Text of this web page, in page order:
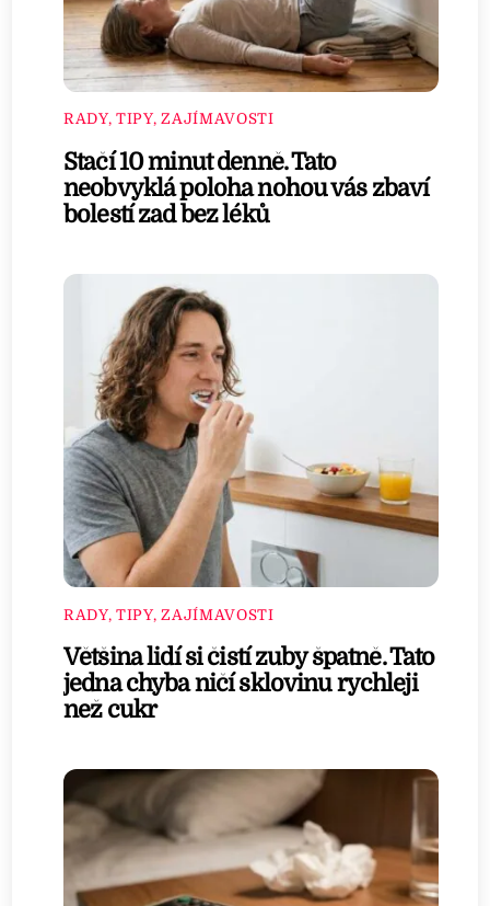
RADY, TIPY, ZAJÍMAVOSTI
Stačí 10 minut denně. Tato
neobvyklá poloha nohou vás zbaví
bolestí zad bez léků
RADY, TIPY, ZAJÍMAVOSTI
Většina lidí si čistí zuby špatně. Tato
jedna chyba ničí sklovinu rychleji
než cukr